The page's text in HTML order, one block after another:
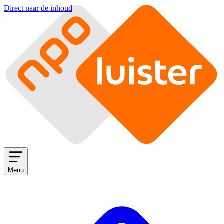
Direct naar de inhoud
Menu